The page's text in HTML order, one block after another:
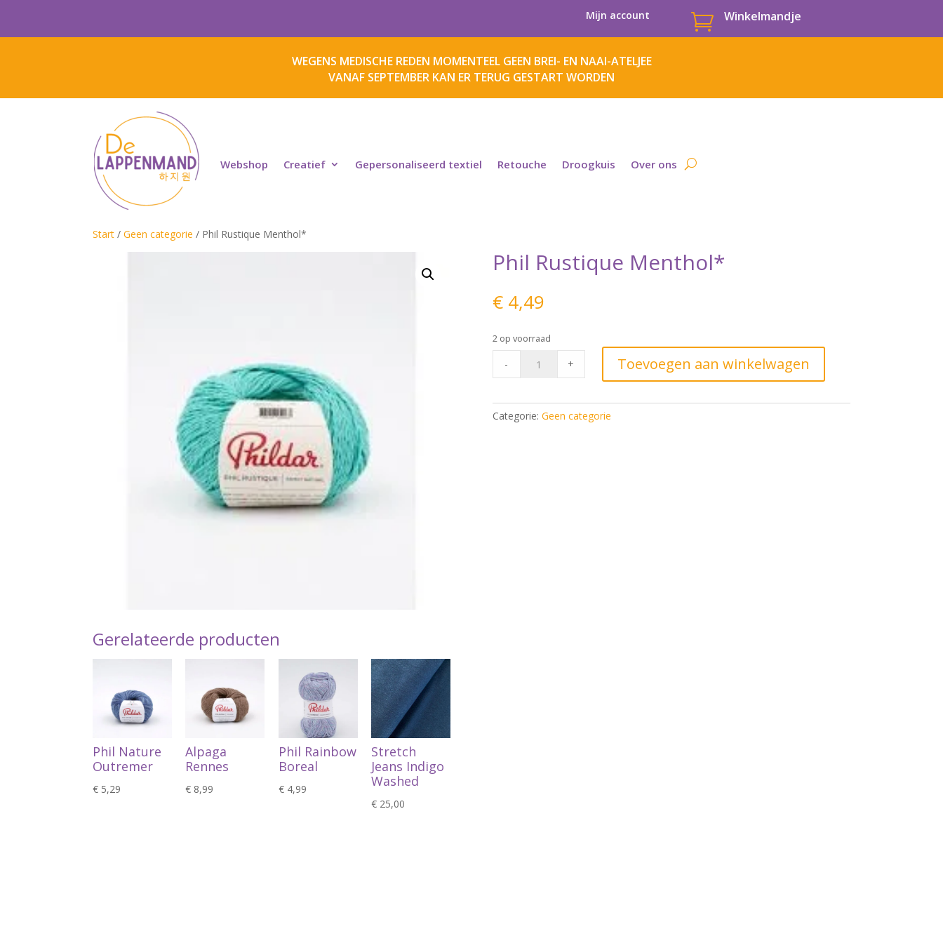
Mijn account  Winkelmandje
WEGENS MEDISCHE REDEN MOMENTEEL GEEN BREI- EN NAAI-ATELJEE
VANAF SEPTEMBER KAN ER TERUG GESTART WORDEN
Webshop Creatief Gepersonaliseerd textiel Retouche Droogkuis Over ons
Start / Geen categorie / Phil Rustique Menthol*
Gerelateerde producten
Phil Nature
Outremer
€ 5,29
Alpaga
Rennes
€ 8,99
Phil Rainbow
Boreal
€4,99
Stretch
Jeans Indigo
Washed
€ 25,00
Phil Rustique Menthol*
€4,49
2 op voorraad
quantity
- + Toevoegen aan winkelwagen
Categorie: Geen categorie